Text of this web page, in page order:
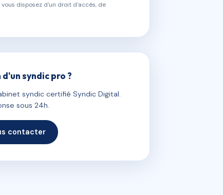
disposez d'un droit d'accès, de
d'un syndic pro ?
syndic certifié Syndic Digital.
sous 24h.
contacter